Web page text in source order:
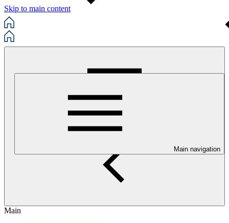
Skip to main content
Main navigation
Main